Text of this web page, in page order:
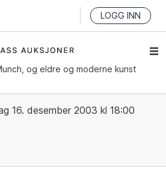
LOGG INN
og eldre og moderne kunst
16. desember 2003 kl 18:00